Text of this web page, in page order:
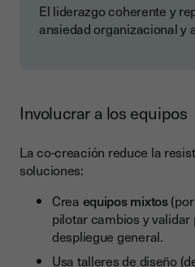
El liderazgo coherente y
ansiedad organizacional y
Involucrar a los equipos
La co-creación reduce la
soluciones:
Crea equipos mixtos(por
pilotar cambios y
despliegue general.
Usa talleres de diseño